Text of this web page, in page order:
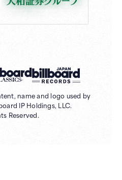
name and logo used by
IP Holdings, LLC.
Reserved.